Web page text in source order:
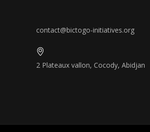
contact@bictogo-initiatives.org
2 Plateaux vallon, Cocody, Abidjan